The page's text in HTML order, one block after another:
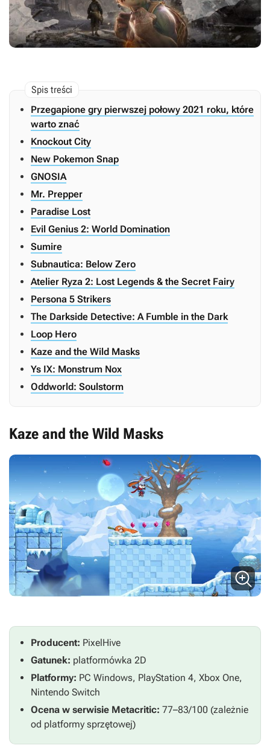
Przegapione gry pierwszej połowy 2021 roku, które
warto znać
Knockout City
New Pokemon Snap
GNOSIA
Mr. Prepper
Paradise Lost
Evil Genius 2: World Domination
Sumire
Subnautica: Below Zero
Atelier Ryza 2: Lost Legends & the Secret Fairy
Persona 5 Strikers
The Darkside Detective: A Fumble in the Dark
Loop Hero
Kaze and the Wild Masks
Ys IX: Monstrum Nox
Oddworld: Soulstorm
Kaze and the Wild Masks
Producent: PixelHive
Gatunek: platformówka 2D
Platformy: PC Windows, PlayStation 4, Xbox One,
Nintendo Switch
Ocena w serwisie Metacritic: 77–83/100 (zależnie
od platformy sprzętowej)